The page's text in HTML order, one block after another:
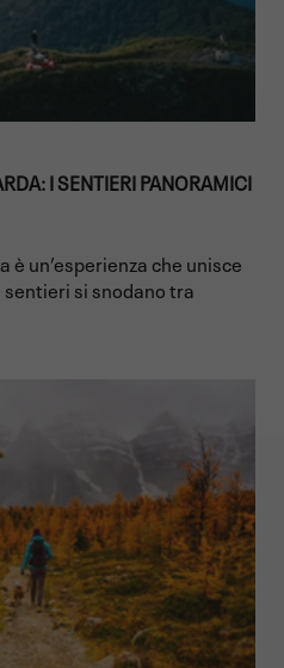
I SENTIERI PANORAMICI
è un’esperienza che unisce
si snodano tra